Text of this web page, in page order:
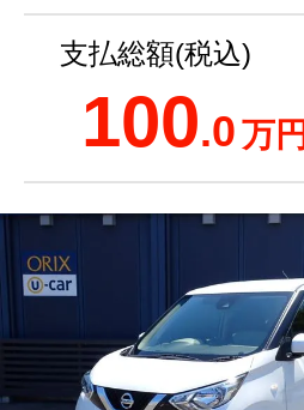
支払総額(税込)
100.0万円